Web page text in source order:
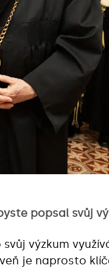
popsal svůj
výzkum
je naprosto